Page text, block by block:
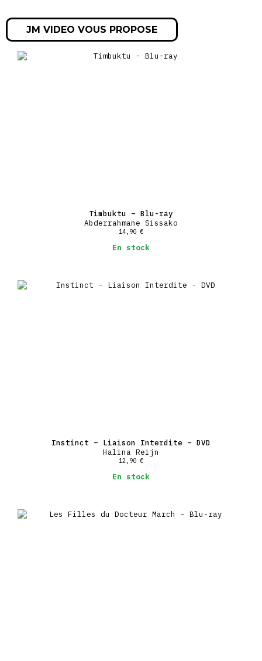
JM VIDEO VOUS PROPOSE
Timbuktu – Blu-ray
Abderrahmane Sissako
14,90 €
En stock
Instinct – Liaison Interdite – DVD
Halina Reijn
12,90 €
En stock